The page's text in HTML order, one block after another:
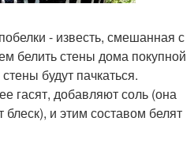
- известь, смешанная с
белить стены дома покупной
будут пачкаться.
гасят, добавляют соль (она
блеск), и этим составом белят